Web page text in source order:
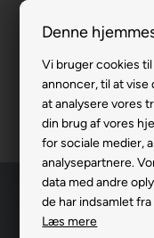
Denne
Vi bruger cookies
annoncer, til at
at analysere vores
din brug af vores
for sociale medier,
analysepartnere.
data med andre
de har indsamlet
Læs mere